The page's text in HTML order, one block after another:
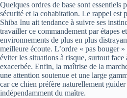
Quelques ordres de base sont essentiels
sécurité et la cohabitation. Le rappel est
Shiba Inu ait tendance à suivre ses
travailler ce commandement par étapes
environnements de plus en plus
meilleure écoute. L’ordre « pas bouger
éviter les situations à risque, surtout face
exacerbée. Enfin, la maîtrise de la
une attention soutenue et une large
car ce chien préfère naturellement guider
indépendamment du maître.